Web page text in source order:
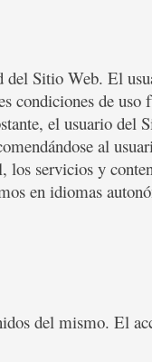
del Sitio Web. El
condiciones de uso
el usuario del
al
los servicios y
en idiomas
del mismo. El